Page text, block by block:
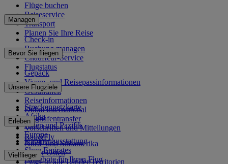
Flüge buchen
Reiseservice
Transport
Planen Sie Ihre Reise
Managen
Check-in
Buchung managen
Chauffeur-Service
Flugstatus
Bevor Sie fliegen
Gepäck
Visum- und Reisepassinformationen
Gesundheit
Reiseinformationen
Dubai International
Flughafentransfer
Vorschriften und Mitteilungen
Rail&Fly
Unsere Flugziele
Streckennetzkarte
Afrika
Asien und Pazifik
Europa
Nord- und Südamerika
Naher Osten
Flüge in alle Länder/Territorien
Erleben
Kabinenausstattung
Shop Emirates
Angebote für Ihren Flug
Vielflieger